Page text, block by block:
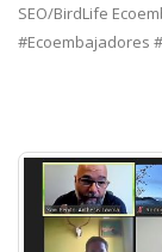
SEO/BirdLife
#Ecoembajadores